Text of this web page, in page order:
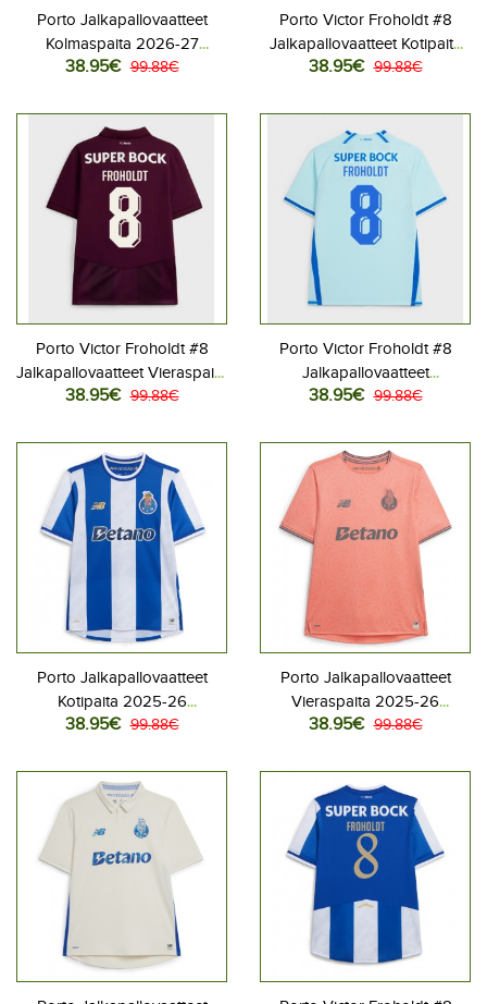
Porto Jalkapallovaatteet
Kolmaspaita 2026-27
Lyhythihainen
38.95€ 99.88€
Porto Victor Froholdt #8
Jalkapallovaatteet Kotipaita
2026-27 Lyhythihainen
38.95€ 99.88€
Porto Victor Froholdt #8
Jalkapallovaatteet Vieraspaita
2026-27 Lyhythihainen
38.95€ 99.88€
Porto Victor Froholdt #8
Jalkapallovaatteet
Kolmaspaita 2026-27
38.95€ 99.88€
Porto Jalkapallovaatteet
Kotipaita 2025-26
Lyhythihainen
38.95€ 99.88€
Porto Jalkapallovaatteet
Vieraspaita 2025-26
Lyhythihainen
38.95€ 99.88€